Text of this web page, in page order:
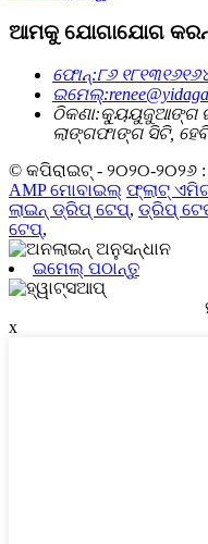
ଆମକୁ ଯୋଗାଯୋଗ
ଫୋନ୍:୮୬
ଇମେଲ୍:
ଠିକଣା:କ୍ୟୁୟୁଜୁଆଙ୍ଗ
ଲାଙ୍ଗଫାଙ୍ଗ ସିଟି,
© କପିରାଇଟ୍ - ୨୦୨୦-୨୦୨୬
AMP ମୋବାଇଲ୍ ଫ୍ଲାଟ୍
ଲାଇନ୍ ଡ୍ରିପ୍ ଟେପ୍, ଡ୍ରିପ୍
ଟେପ୍,
ଇମେଲ୍ ପଠାନ୍ତୁ
x